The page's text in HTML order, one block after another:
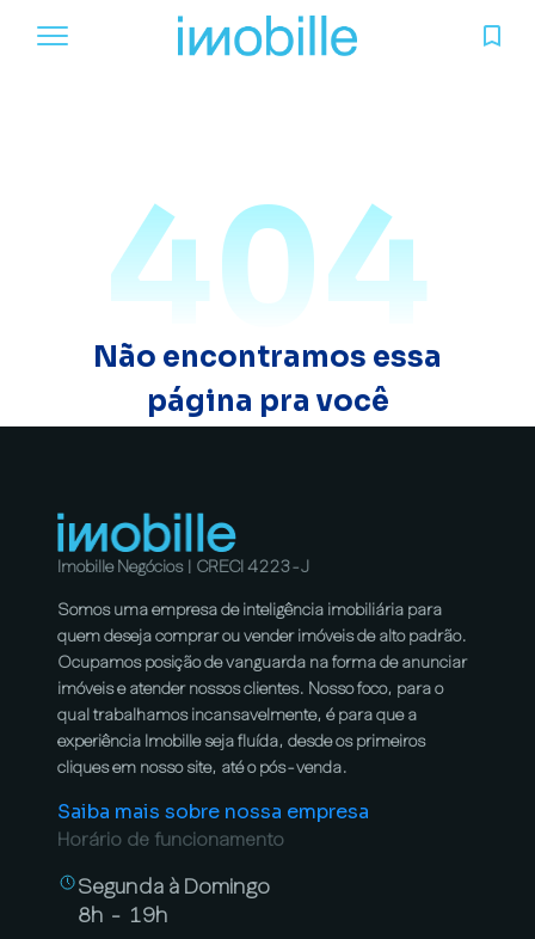
404
Não encontramos essa
página pra você
Imobille Negócios | CRECI 4223-J
Somos uma empresa de inteligência imobiliária para
quem deseja comprar ou vender imóveis de alto padrão.
Ocupamos posição de vanguarda na forma de anunciar
imóveis e atender nossos clientes. Nosso foco, para o
qual trabalhamos incansavelmente, é para que a
experiência Imobille seja fluída, desde os primeiros
cliques em nosso site, até o pós-venda.
Saiba mais sobre nossa empresa
Horário de funcionamento
Segunda à Domingo
8h - 19h